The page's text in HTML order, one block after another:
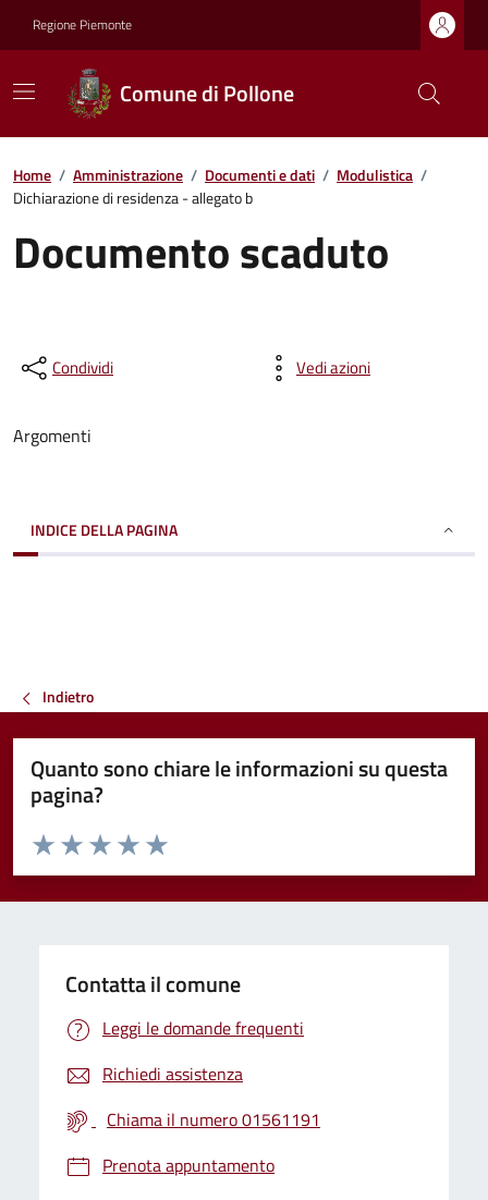
Regione Piemonte
Comune di Pollone
Home / Amministrazione / Documenti e dati / Modulistica /
Dichiarazione di residenza - allegato b
Documento scaduto
Condividi Vedi azioni
Argomenti
INDICE DELLA PAGINA
Indietro
Quanto sono chiare le informazioni su questa
pagina?
Valuta da 1 a 5 stelle la pagina
Valuta 5 stelle su 5
Valuta 4 stelle su 5
Valuta 3 stelle su 5
Valuta 2 stelle su 5
Valuta 1 stelle su 5
Contatta il comune
Leggi le domande frequenti
Richiedi assistenza
Chiama il numero 01561191
Prenota appuntamento